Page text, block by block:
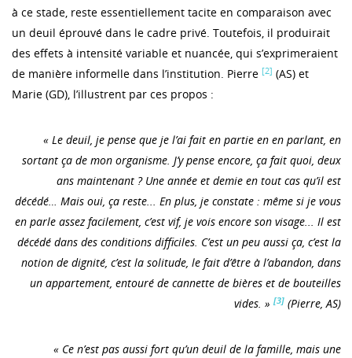
à ce stade, reste essentiellement tacite en comparaison avec
un deuil éprouvé dans le cadre privé. Toutefois, il produirait
des effets à intensité variable et nuancée, qui s’exprimeraient
de manière informelle dans l’institution. Pierre [2] (AS) et
Marie (GD), l’illustrent par ces propos :
« Le deuil, je pense que je l’ai fait en partie en en parlant, en
sortant ça de mon organisme. J’y pense encore, ça fait quoi, deux
ans maintenant ? Une année et demie en tout cas qu’il est
décédé… Mais oui, ça reste... En plus, je constate : même si je vous
en parle assez facilement, c’est vif, je vois encore son visage... Il est
décédé dans des conditions difficiles. C’est un peu aussi ça, c’est la
notion de dignité, c’est la solitude, le fait d’être à l’abandon, dans
un appartement, entouré de cannette de bières et de bouteilles
vides. » [3] (Pierre, AS)
« Ce n’est pas aussi fort qu’un deuil de la famille, mais une